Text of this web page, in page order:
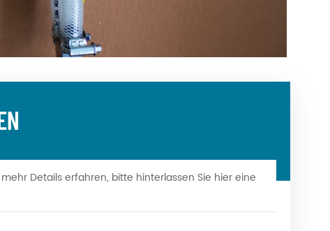
Details erfahren, bitte hinterlassen Sie hier eine